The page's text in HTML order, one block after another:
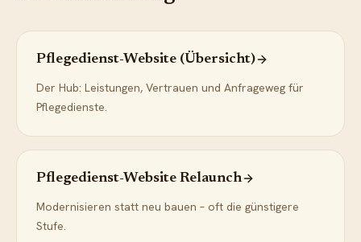
Pflegedienst-Website (Übersicht)
Der Hub: Leistungen, Vertrauen und Anfrageweg für
Pflegedienste.
Pflegedienst-Website Relaunch
Modernisieren statt neu bauen – oft die günstigere
Stufe.